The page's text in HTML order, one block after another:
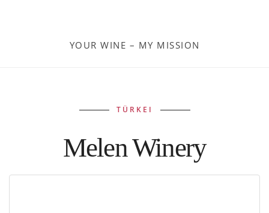
YOUR WINE – MY MISSION
TÜRKEI
Melen Winery